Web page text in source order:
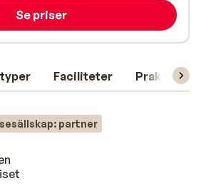
Faciliteter Praktisk
partner
Se priser